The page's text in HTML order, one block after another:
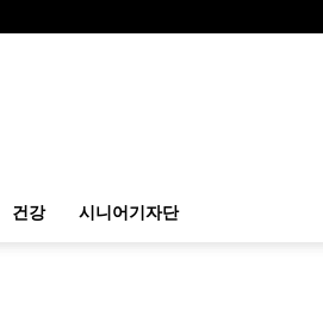
건강 시니어기자단